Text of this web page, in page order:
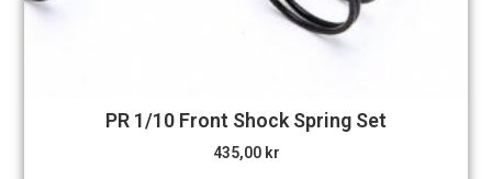
PR 1/10 Front Shock Spring Set
435,00 kr